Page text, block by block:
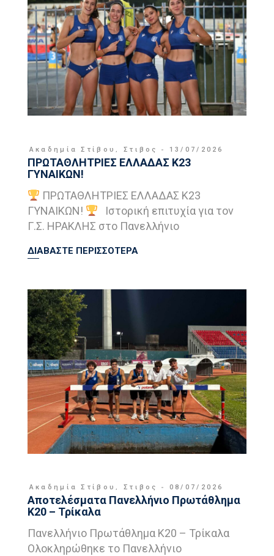
Ακαδημία Στίβου , Στιβος 13/07/2026
ΠΡΩΤΑΘΛΗΤΡΙΕΣ ΕΛΛΑΔΑΣ Κ23
ΓΥΝΑΙΚΩΝ!
ΠΡΩΤΑΘΛΗΤΡΙΕΣ ΕΛΛΑΔΑΣ Κ23
ΓΥΝΑΙΚΩΝ!
Ιστορική επιτυχία για τον
Γ.Σ. ΗΡΑΚΛΗΣ στο Πανελλήνιο
ΔΙΑΒΑΣΤΕ ΠΕΡΙΣΣΟΤΕΡΑ
Ακαδημία Στίβου , Στιβος 08/07/2026
Αποτελέσματα Πανελλήνιο Πρωτάθλημα
Κ20 – Τρίκαλα
Πανελλήνιο Πρωτάθλημα Κ20 – Τρίκαλα
Ολοκληρώθηκε το Πανελλήνιο